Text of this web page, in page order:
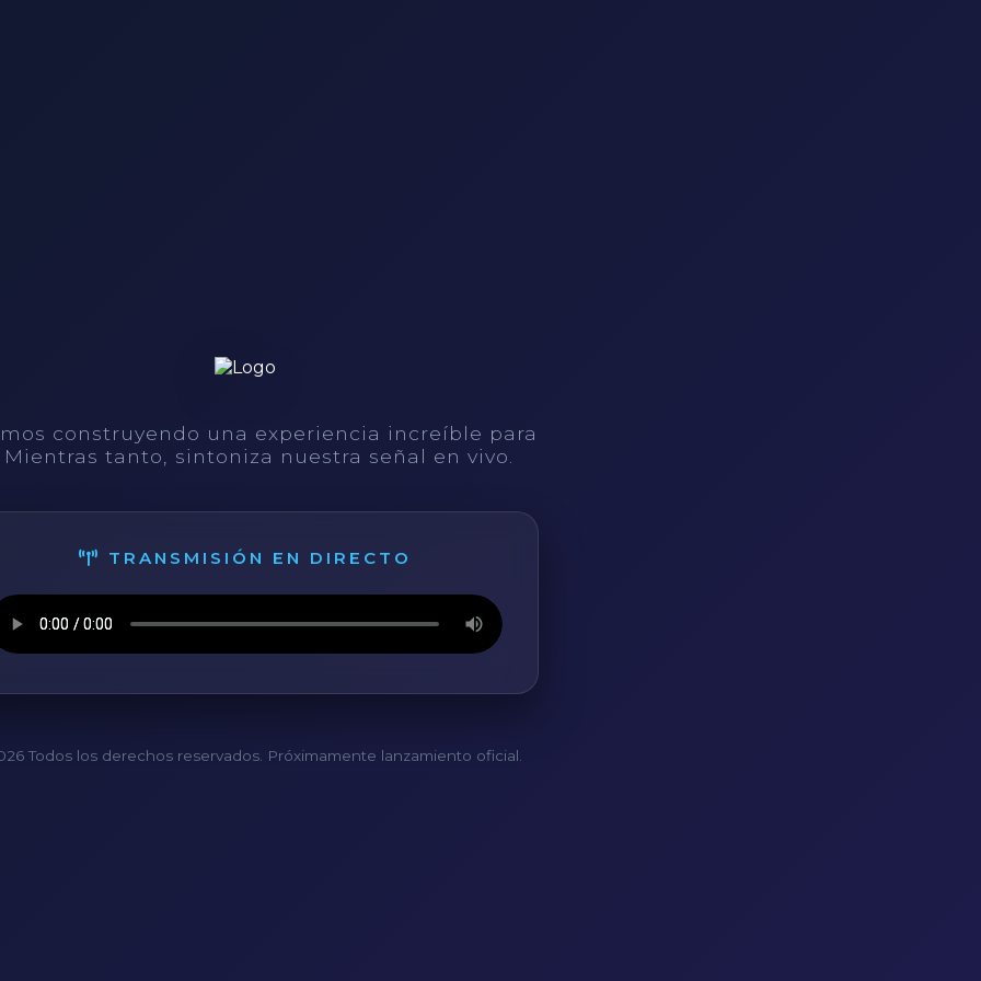
construyendo una experiencia increíble para
tanto, sintoniza nuestra señal en vivo.
TRANSMISIÓN EN DIRECTO
Todos los derechos reservados. Próximamente lanzamiento oficial.